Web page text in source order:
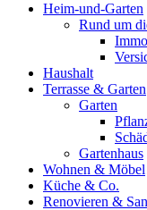
Heim-und-Garten
Rund um
Haushalt
Terrasse & Garten
Garten
Gartenhaus
Wohnen & Möbel
Küche & Co.
Renovieren &